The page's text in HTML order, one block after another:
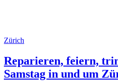
Zürich
Reparieren, feiern,
Samstag in und um